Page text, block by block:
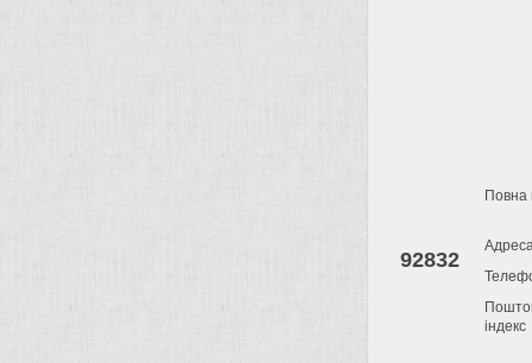
92832
Повна
індекс